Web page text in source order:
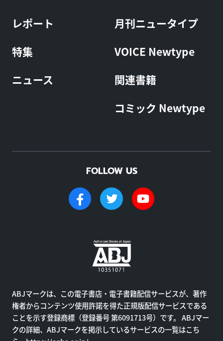
レポート
特集
ニュース
月刊ニュータイプ
VOICE Newtype
関連書籍
コミック Newtype
FOLLOW US
ABJマークは、この電子書店・電子書籍配信サービスが、著作
権者からコンテンツ使用許諾を得た正規版配信サービスである
ことを示す登録商標（登録番号 第6091713号）です。 ABJマー
クの詳細、ABJマークを掲示しているサービスの一覧はこち